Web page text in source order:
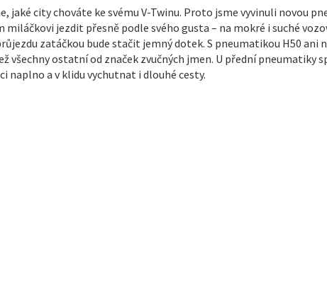
jaké city chováte ke svému V-Twinu. Proto jsme vyvinuli novou
jezdit přesně podle svého gusta – na mokré i suché
zatáčkou bude stačit jemný dotek. S pneumatikou H50
všechny ostatní od značek zvučných jmen. U přední
naplno a v klidu vychutnat i dlouhé cesty.